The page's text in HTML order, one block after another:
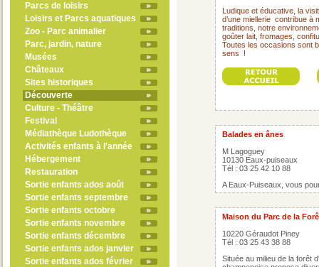
Parcs de loisirs
Loisirs et Parcs aquatiques
Zoo - Parc animalier
Parc, jardin, nature
Musées
Châteaux
Sites historiques
Découverte
Culture - Théâtre
Festival
Médiathèque Ludothèque
Activités enfants à l'année
Hébergement
Restauration
Sortie enfants ados août
Sortie enfants septembre
Sortie enfants octobre
Sortie enfants novembre
Sortie enfants décembre
Sortie enfants ados janvier
Sortie enfants ados février
Ludique et éducative, la
d’une miellerie contribue à
traditions, notre
goûter lait, fromages,
Toutes les occasions sont
sens !
Balades en ânes
M Lagoguey
10130 Eaux-puiseaux
Tél : 03 25 42 10 88
A Eaux-Puiseaux, vous
Maison du Parc de la
10220 Géraudot Piney
Tél : 03 25 43 38 88
Située au milieu de la forêt